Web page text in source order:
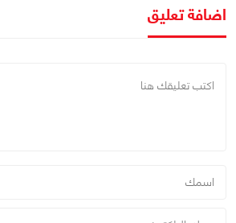
اضافة تعليق